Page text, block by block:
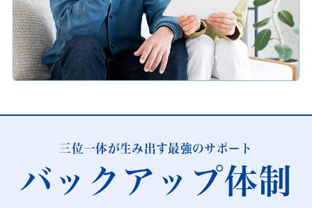
三位一体が生み出す最強のサポート
バックアップ体制